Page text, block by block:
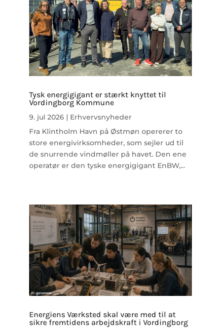
Tysk energigigant er stærkt knyttet til
Vordingborg Kommune
9. jul 2026 | Erhvervsnyheder
Fra Klintholm Havn på Østmøn opererer to
store energivirksomheder, som sejler ud til
de snurrende vindmøller på havet. Den ene
operatør er den tyske energigigant EnBW,...
Energiens Værksted skal være med til at
sikre fremtidens arbejdskraft i Vordingborg